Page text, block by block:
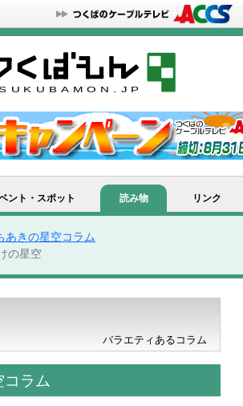
ント・スポット 読み物 リンク
あきの星空コラム
の星空
バラエティあるコラム
ラム